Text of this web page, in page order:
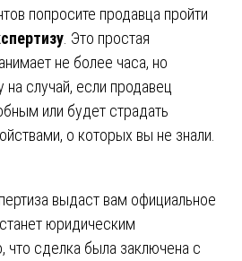
попросите продавца пройти
. Это простая
не более часа, но
случай, если продавец
или будет страдать
о которых вы не знали.
выдаст вам официальное
юридическим
что сделка была заключена с